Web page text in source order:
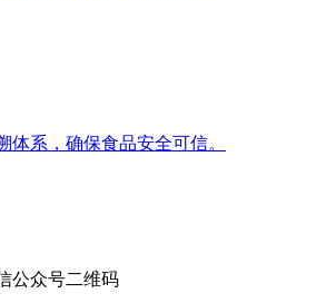
系，确保食品安全可信。